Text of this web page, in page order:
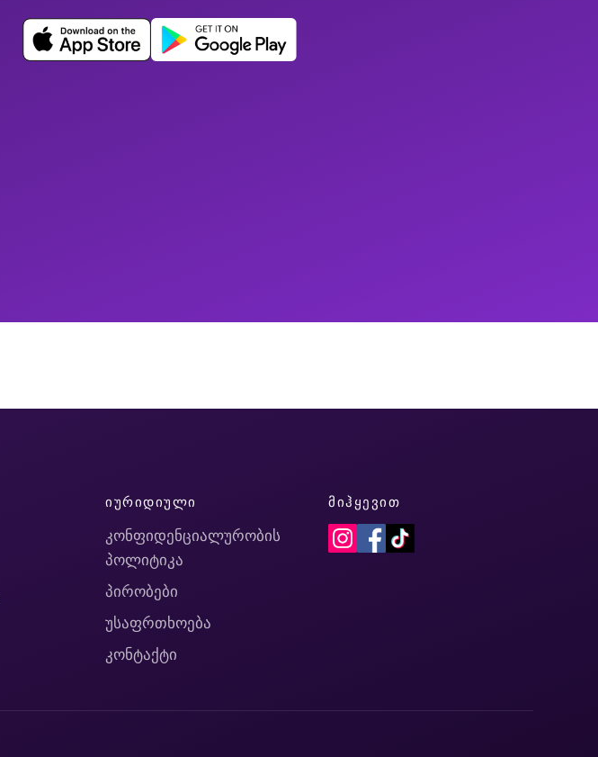
ᲘᲣᲠᲘᲓᲘᲣᲚᲘ
კონფიდენციალურობის
პოლიტიკა
პირობები
უსაფრთხოება
კონტაქტი
ᲛᲘᲰᲧᲔᲕᲘᲗ